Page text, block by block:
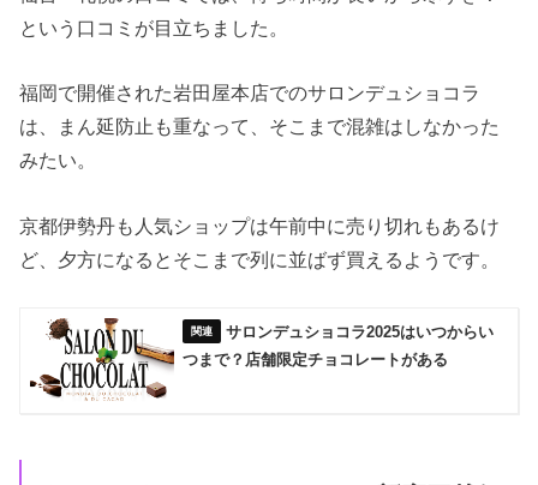
という口コミが目立ちました。
福岡で開催された岩田屋本店でのサロンデュショコラ
は、まん延防止も重なって、そこまで混雑はしなかった
みたい。
京都伊勢丹も人気ショップは午前中に売り切れもあるけ
ど、夕方になるとそこまで列に並ばず買えるようです。
サロンデュショコラ2025はいつからい
つまで？店舗限定チョコレートがある